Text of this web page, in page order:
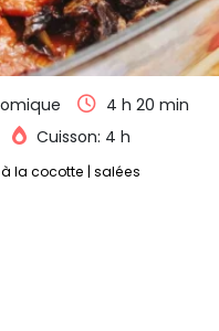
4 h 20 min
Cuisson: 4 h
la cocotte salées